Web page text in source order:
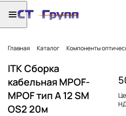
Главная Каталог Компоненты
ITK Сборка
кабельная MPOF-
MPOF тип A 12 SM
OS2 20м